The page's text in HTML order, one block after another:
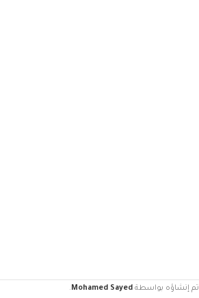
تم إنشاؤه بواسطةMohamed Sayed
.